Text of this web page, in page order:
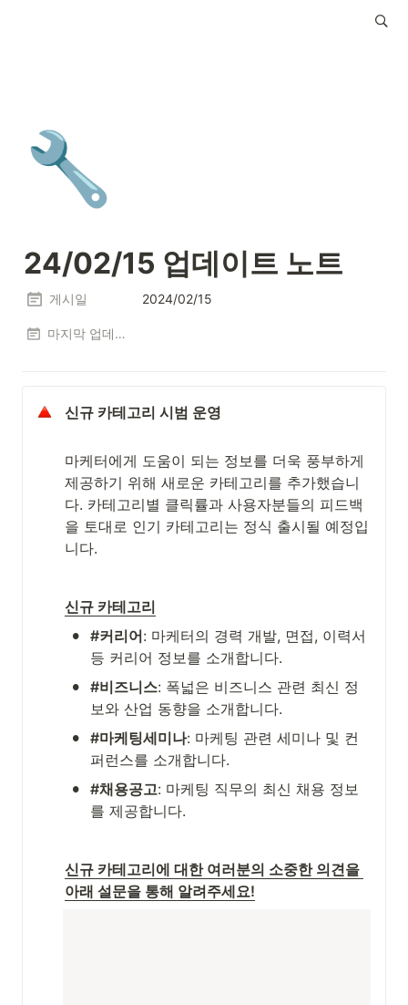
🔧
24/02/15 업데이트 노트
게시일 2024/02/15
마지막 업데이트
신규 카테고리 시범 운영
마케터에게 도움이 되는 정보를 더욱 풍부하게
제공하기 위해 새로운 카테고리를 추가했습니
다. 카테고리별 클릭률과 사용자분들의 피드백
을 토대로 인기 카테고리는 정식 출시될 예정입
니다.
신규 카테고리
• #커리어: 마케터의 경력 개발, 면접, 이력서
등 커리어 정보를 소개합니다.
• #비즈니스: 폭넓은 비즈니스 관련 최신 정
보와 산업 동향을 소개합니다.
• #마케팅세미나: 마케팅 관련 세미나 및 컨
퍼런스를 소개합니다.
• #채용공고: 마케팅 직무의 최신 채용 정보
를 제공합니다.
신규 카테고리에 대한 여러분의 소중한 의견을
아래 설문을 통해 알려주세요!